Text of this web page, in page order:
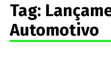
Tag:
Automotivo